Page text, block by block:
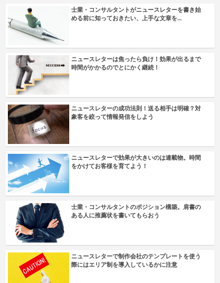
士業・コンサルタントがニュースレターを書き始
める前に知っておきたい、上手な文章を...
ニュースレターは焦ったら負け！効果が出るまで
時間がかかるのでとにかく継続！
ニュースレターの成功法則！送る相手は明確？対
象客を絞って情報発信をしよう
ニュースレターで効果が大きいのは連載物。時間
をかけてお客様を育てよう！
士業・コンサルタントのポジション構築。肩書の
ある人に推薦状を書いてもらおう
ニュースレターで制作会社のテンプレートを使う
際にはエリア制を導入しているかに注意